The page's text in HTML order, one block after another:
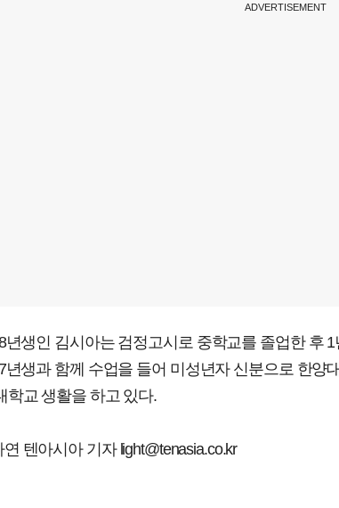
ADVERTISEMENT
년생인 김시아는 검정고시로 중학교를 졸업한 후
년생과 함께 수업을 들어 미성년자 신분으로 한양
학교 생활을 하고 있다.
연 텐아시아 기자 light@tenasia.co.kr